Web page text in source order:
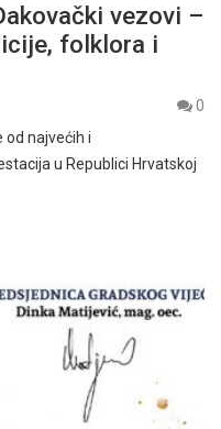
vezovi –
folklora i
0
od najvećih i
u Republici Hrvatskoj